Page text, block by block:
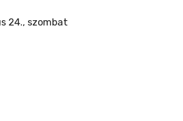
24., szombat